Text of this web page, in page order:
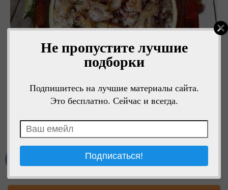
Не пропустите лучшие
подборки
Подпишитесь на лучшие материалы сайта.
Это бесплатно. Сейчас и всегда.
Мне нравится